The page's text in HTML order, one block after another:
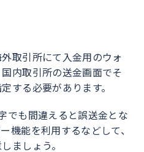
取引所にて入金用のウォ
内取引所の送金画面でそ
する必要があります。
でも間違えると誤送金とな
機能を利用するなどして、
ましょう。